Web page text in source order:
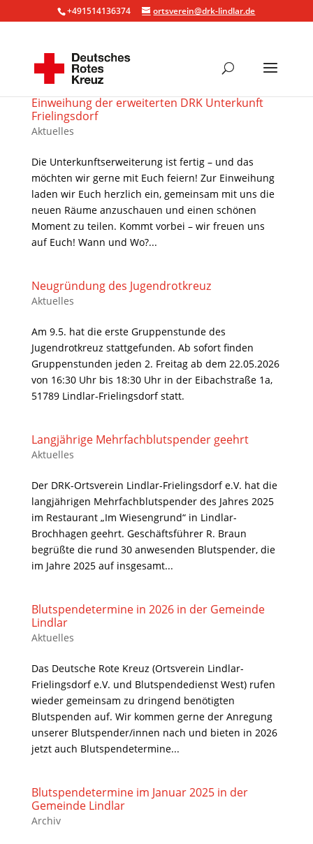
+491514136374 ortsverein@drk-lindlar.de
Einweihung der erweiterten DRK Unterkunft
Frielingsdorf
Aktuelles
Die Unterkunftserweiterung ist fertig – und das
möchten wir gerne mit Euch feiern! Zur Einweihung
laden wir Euch herzlich ein, gemeinsam mit uns die
neuen Räume anzuschauen und einen schönen
Moment zu teilen. Kommt vorbei – wir freuen uns
auf Euch! Wann und Wo?...
Neugründung des Jugendrotkreuz
Aktuelles
Am 9.5. hat die erste Gruppenstunde des
Jugendrotkreuz stattgefunden. Ab sofort finden
Gruppenstunden jeden 2. Freitag ab dem 22.05.2026
von 16:30 Uhr bis 18:30 Uhr in der Eibachstraße 1a,
51789 Lindlar-Frielingsdorf statt.
Langjährige Mehrfachblutspender geehrt
Aktuelles
Der DRK-Ortsverein Lindlar-Frielingsdorf e.V. hat die
langjährigen Mehrfachblutspender des Jahres 2025
im Restaurant „Im Wiesengrund“ in Lindlar-
Brochhagen geehrt. Geschäftsführer R. Braun
begrüßte die rund 30 anwesenden Blutspender, die
im Jahre 2025 auf insgesamt...
Blutspendetermine in 2026 in der Gemeinde
Lindlar
Aktuelles
Das Deutsche Rote Kreuz (Ortsverein Lindlar-
Frielingsdorf e.V. und Blutspendedienst West) rufen
wieder gemeinsam zu dringend benötigten
Blutspenden auf. Wir kommen gerne der Anregung
unserer Blutspender/innen nach und bieten in 2026
jetzt auch Blutspendetermine...
Blutspendetermine im Januar 2025 in der
Gemeinde Lindlar
Archiv